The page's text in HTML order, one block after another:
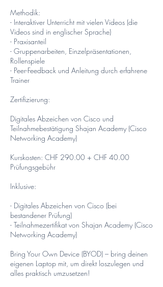
Methodik:
- Interaktiver Unterricht mit vielen Videos (die
Videos sind in englischer Sprache)
- Praxisanteil
- Gruppenarbeiten, Einzelpräsentationen,
Rollenspiele
- Peer-Feedback und Anleitung durch erfahrene
Trainer
Zertifizierung:
Digitales Abzeichen von Cisco und
Teilnahmebestätigung Shajan Academy (Cisco
Networking Academy)
Kurskosten: CHF 290.00 + CHF 40.00
Prüfungsgebühr
Inklusive:
- Digitales Abzeichen von Cisco (bei
bestandener Prüfung)
- Teilnahmezertifikat von Shajan Academy (Cisco
Networking Academy)
Bring Your Own Device (BYOD) – bring deinen
eigenen Laptop mit, um direkt loszulegen und
alles praktisch umzusetzen!